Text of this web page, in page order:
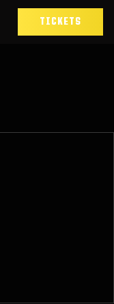
TICKETS